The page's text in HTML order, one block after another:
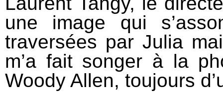
une image qui
traversées par Julia
m’a fait songer à la
Woody Allen, toujours